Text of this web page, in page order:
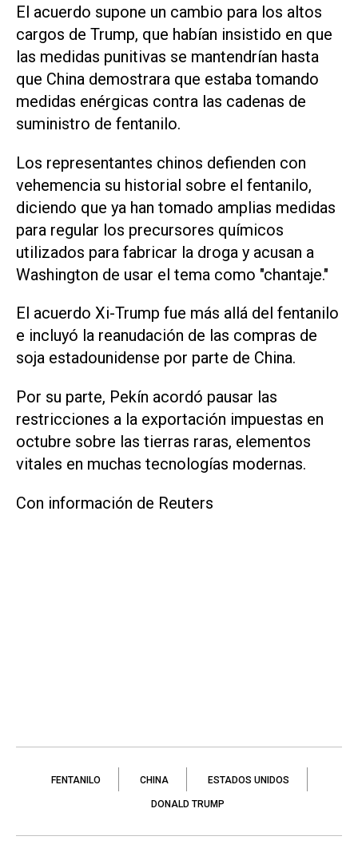
El acuerdo supone un cambio para los altos
cargos de Trump, que habían insistido en que
las medidas punitivas se mantendrían hasta
que China demostrara que estaba tomando
medidas enérgicas contra las cadenas de
suministro de fentanilo.
Los representantes chinos defienden con
vehemencia su historial sobre el fentanilo,
diciendo que ya han tomado amplias medidas
para regular los precursores químicos
utilizados para fabricar la droga y acusan a
Washington de usar el tema como "chantaje."
El acuerdo Xi-Trump fue más allá del fentanilo
e incluyó la reanudación de las compras de
soja estadounidense por parte de China.
Por su parte, Pekín acordó pausar las
restricciones a la exportación impuestas en
octubre sobre las tierras raras, elementos
vitales en muchas tecnologías modernas.
Con información de Reuters
FENTANILO CHINA ESTADOS UNIDOS
DONALD TRUMP